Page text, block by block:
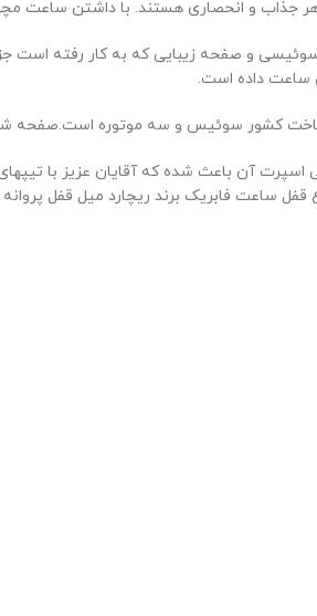
جذاب و انحصاری هستند. با داشتن ساعت
سوئیسی و صفحه زیبایی که به کار رفته است
ساعت داده است.
کشور سوئیس و سه موتوره است.صفحه
اسپرت آن باعث شده که آقایان عزیز با
ساعت فابریک برند ریچارد میل قفل